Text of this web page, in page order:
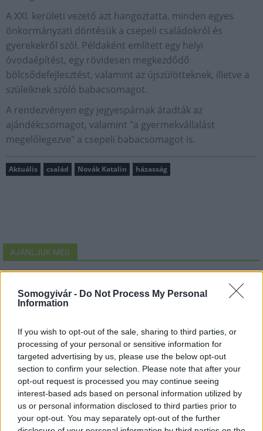
Somogyivár - Do Not Process My Personal
Information
If you wish to opt-out of the sale, sharing to third parties, or
processing of your personal or sensitive information for
targeted advertising by us, please use the below opt-out
section to confirm your selection. Please note that after your
opt-out request is processed you may continue seeing
interest-based ads based on personal information utilized by
us or personal information disclosed to third parties prior to
your opt-out. You may separately opt-out of the further
A XXI. kerületi vezető azt hangoztatta, minden egyes
önkormányzati döntésük a csepeli családokról és
gyerekekről szól. Példaként említett egy helyi
óvodaépítést, egy rövidesen megkezdődő
bölcsődefejlesztést, valamint az újszülötteknek, illetve a
szüleiknek szóló babacsomagot.
A rendezvényen egy jegyespárnak átadták az
ajándékcsomagot, valamint "a gyermekvállalást
megelőlegezve" a csepeli babacsomagot is.
Aktuális család Novák Katalin házasság
AJÁNLJUK MÉG
Megérkezett az eső a Duna vízgyűjtőjére